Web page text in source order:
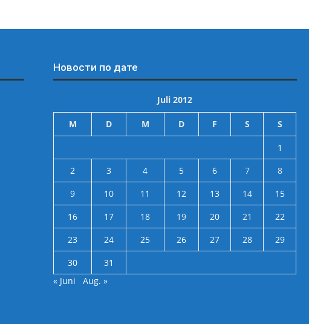
Новости по дате
Juli 2012
M D M D F S S
1
2
3 4 5 6 7
8
9
10 11 12 13 14
15
16
17 18 19 20 21
22
23
24 25 26 27 28
29
30
31
« Juni
Aug. »